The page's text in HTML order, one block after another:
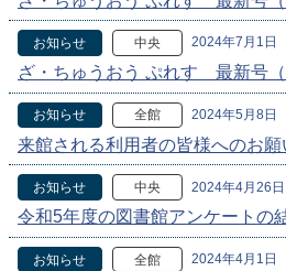
お知らせ 中央 2024年7月1日
ざ・ちゅうおう ぷれす 最新号（
お知らせ 全館 2024年5月8日
来館される利用者の皆様へのお願
お知らせ 中央 2024年4月26日
令和5年度の図書館アンケートの
お知らせ 全館 2024年4月1日